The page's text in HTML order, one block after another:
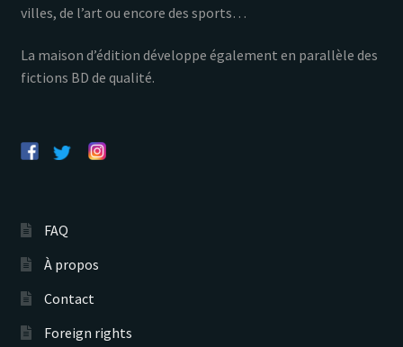
villes, de l’art ou encore des sports…
La maison d’édition développe également en parallèle des
fictions BD de qualité.
FAQ
À propos
Contact
Foreign rights